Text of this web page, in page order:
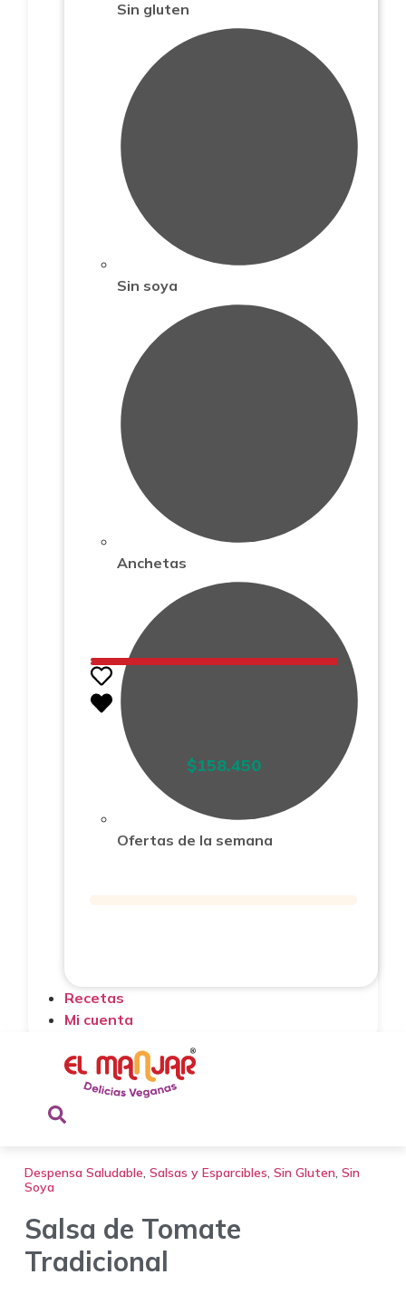
Sin gluten
Sin soya
Anchetas
Ofertas de la semana
$158.450
Recetas
Mi cuenta
Despensa Saludable, Salsas y Esparcibles, Sin Gluten, Sin
Soya
Salsa de Tomate
Tradicional